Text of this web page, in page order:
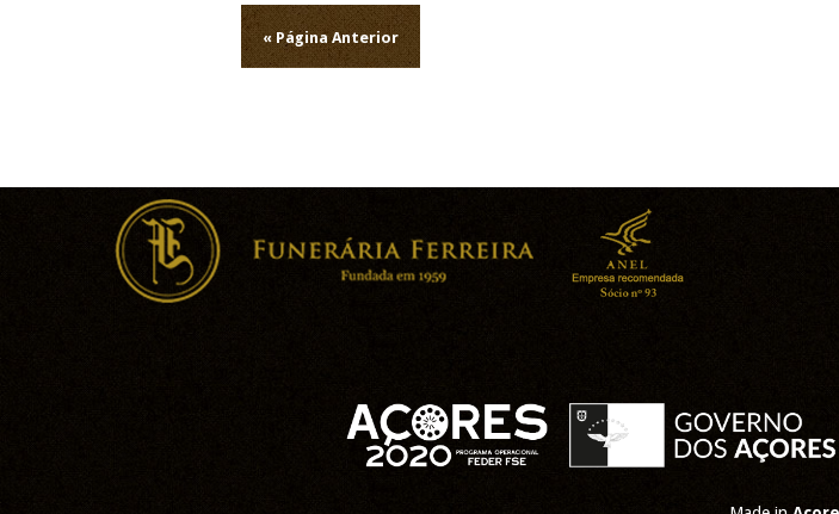
de
artigos
« Página Anterior